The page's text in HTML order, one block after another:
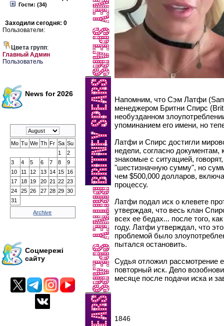
Гости: (34)
Заходили сегодня: 0
Пользователи:
Цвета групп:
Главный Админ
Пользователь
News for 2026
Mo Tu We Th Fr Sa Su
1
2
3
4 5 6 7 8
9
10
11 12 13 14 15 16
17
18 19 20 21 22 23
24
25 26 27 28 29 30
31
Archive
Соцмережі
сайту
Напомним, что Сэм Латфи
менеджером Бритни Спирс
необузданном
упоминанием его имени, но
Латфи и Спирс достигли
недели, согласно
знакомые с ситуацией,
"шестизначную сумму", но
чем $500,000 долларов,
процессу.
Латфи подал иск о клевете
утверждая, что весь клан
всех ее бедах... после того,
году. Латфи утверждал, что
проблемой было
пытался остановить.
Судья отложил рассмотрение
повторный иск. Дело
месяце после подачи иска и
1846